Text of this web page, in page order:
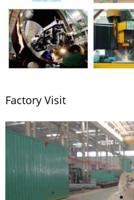
Factory Visit